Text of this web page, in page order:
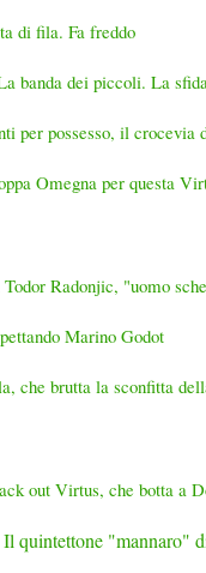
di fila. Fa freddo
banda dei piccoli. La
per possesso, il crocevia
Omegna per questa
Todor Radonjic, "uomo
Marino Godot
che brutta la sconfitta
out Virtus, che botta a
quintettone "mannaro"